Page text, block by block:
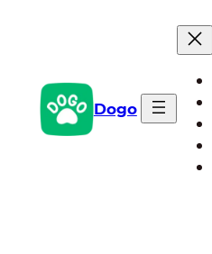
Dogo